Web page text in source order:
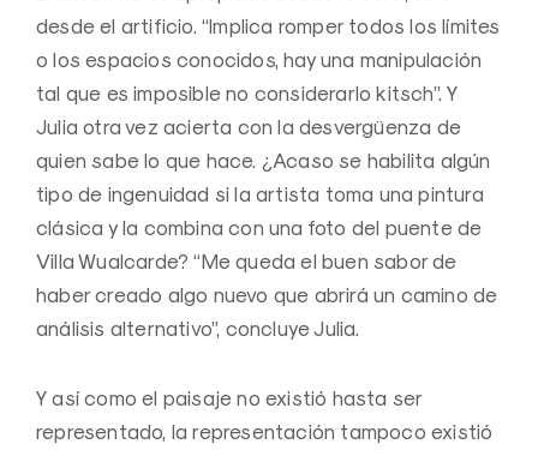
desde el artificio. “Implica romper todos los límites
o los espacios conocidos, hay una manipulación
tal que es imposible no considerarlo kitsch”. Y
Julia otra vez acierta con la desvergüenza de
quien sabe lo que hace. ¿Acaso se habilita algún
tipo de ingenuidad si la artista toma una pintura
clásica y la combina con una foto del puente de
Villa Wualcarde? “Me queda el buen sabor de
haber creado algo nuevo que abrirá un camino de
análisis alternativo”, concluye Julia.
Y así como el paisaje no existió hasta ser
representado, la representación tampoco existió